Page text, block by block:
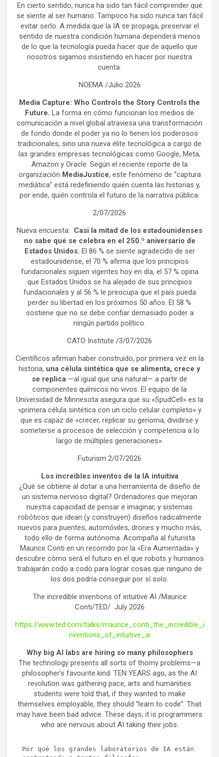
En cierto sentido, nunca ha sido tan fácil comprender qué
se siente al ser humano. Tampoco ha sido nunca tan fácil
evitar serlo. A medida que la IA se propaga, preservar el
sentido de nuestra condición humana dependerá menos
de lo que la tecnología pueda hacer que de aquello que
nosotros sigamos insistiendo en hacer por nuestra
cuenta.
NOEMA /Julio 2026
Media Capture: Who Controls the Story Controls the
Future. La forma en cómo funcionan los medios de
comunicación a nivel global atraviesa una transformación
de fondo donde el poder ya no lo tienen los poderosos
tradicionales, sino una nueva élite tecnológica a cargo de
las grandes empresas tecnológicas como Google, Meta,
Amazon y Oracle. Según el reciente reporte de la
organización MediaJustice, este fenómeno de “captura
mediática” está redefiniendo quién cuenta las historias y,
por ende, quién controla el futuro de la narrativa pública.
2/07/2026
Nueva encuesta: Casi la mitad de los estadounidenses
no sabe qué se celebra en el 250.º aniversario de
Estados Unidos. El 86 % se siente agradecido de ser
estadounidense, el 70 % afirma que los principios
fundacionales siguen vigentes hoy en día, el 57 % opina
que Estados Unidos se ha alejado de sus principios
fundacionales y al 56 % le preocupa que el país pueda
perder su libertad en los próximos 50 años. El 58 %
sostiene que no se debe confiar demasiado poder a
ningún partido político.
CATO Institute /3/07/2026
Científicos afirman haber construido, por primera vez en la
historia, una célula sintética que se alimenta, crece y
se replica —al igual que una natural— a partir de
componentes químicos no vivos. El equipo de la
Universidad de Minnesota asegura que su «SpudCell» es la
«primera célula sintética con un ciclo celular completo» y
que es capaz de «crecer, replicar su genoma, dividirse y
someterse a procesos de selección y competencia a lo
largo de múltiples generaciones».
Futurism 2/07/2026
Los increíbles inventos de la IA intuitiva
¿Qué se obtiene al dotar a una herramienta de diseño de
un sistema nervioso digital? Ordenadores que mejoran
nuestra capacidad de pensar e imaginar, y sistemas
robóticos que idean (y construyen) diseños radicalmente
nuevos para puentes, automóviles, drones y mucho más,
todo ello de forma autónoma. Acompaña al futurista
Maurice Conti en un recorrido por la «Era Aumentada» y
descubre cómo será el futuro en el que robots y humanos
trabajarán codo a codo para lograr cosas que ninguno de
los dos podría conseguir por sí solo.
The incredible inventions of intuitive AI /Maurice
Conti/TED/ July 2026
https://www.ted.com/talks/maurice_conti_the_incredible_i
nventions_of_intuitive_ai
Why big AI labs are hiring so many philosophers
The technology presents all sorts of thorny problems—a
philosopher’s favourite kind. TEN YEARS ago, as the AI
revolution was gathering pace, arts and humanities
students were told that, if they wanted to make
themselves employable, they should “learn to code”. That
may have been bad advice. These days, it is programmers
who are nervous about AI taking their jobs.
Por qué los grandes laboratorios de IA están